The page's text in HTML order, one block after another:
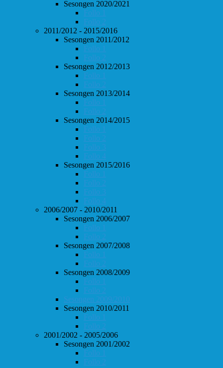
Sesongen 2020/2021
Follo 1
Follo 2
2011/2012 - 2015/2016
Sesongen 2011/2012
Follo 1
Follo 2
Sesongen 2012/2013
Follo 1
Follo 2
Sesongen 2013/2014
Follo 1
Follo 2
Sesongen 2014/2015
Follo 1
Follo 2
Follo 3
Follo 4
Sesongen 2015/2016
Follo 1
Follo 2
Follo 3
Follo 4
2006/2007 - 2010/2011
Sesongen 2006/2007
Follo 1
Follo 2
Sesongen 2007/2008
Follo 1
Follo 2
Sesongen 2008/2009
Follo 1
Follo 2
Sesongen 2009/2010
Sesongen 2010/2011
Follo 1
Follo 2
2001/2002 - 2005/2006
Sesongen 2001/2002
Follo 1
Follo 2